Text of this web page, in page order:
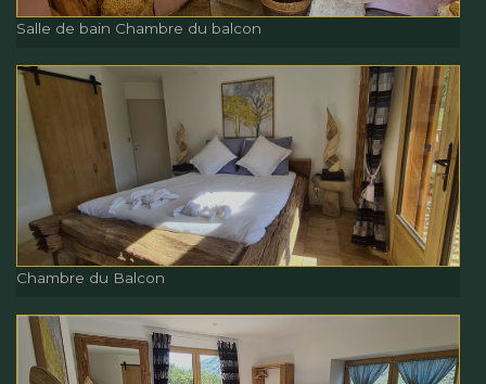
Salle de bain Chambre du balcon
Salle de bain Chambre du
balcon
Chambre du Balcon